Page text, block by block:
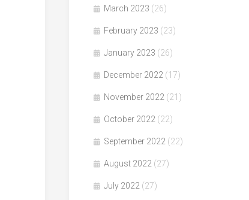
March 2023 (26)
February 2023 (23)
January 2023 (26)
December 2022 (17)
November 2022 (21)
October 2022 (22)
September 2022 (22)
August 2022 (27)
July 2022 (27)